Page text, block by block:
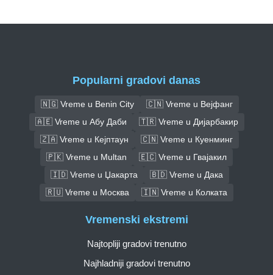
Popularni gradovi danas
🇳🇬 Vreme u Benin City
🇨🇳 Vreme u Вејфанг
🇦🇪 Vreme u Абу Даби
🇹🇷 Vreme u Дијарбакир
🇿🇦 Vreme u Кејптаун
🇨🇳 Vreme u Куенминг
🇵🇰 Vreme u Multan
🇪🇨 Vreme u Гвајакил
🇮🇩 Vreme u Џакарта
🇧🇩 Vreme u Дака
🇷🇺 Vreme u Москва
🇮🇳 Vreme u Колката
Vremenski ekstremi
Najtopliji gradovi trenutno
Najhladniji gradovi trenutno